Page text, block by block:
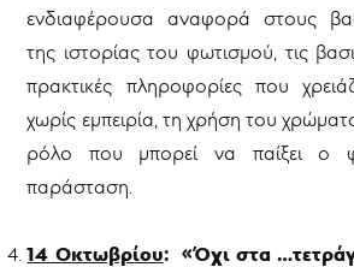
ενδιαφέρουσα αναφορά στους
της ιστορίας του φωτισμού, τις
πρακτικές πληροφορίες που
χωρίς εμπειρία, τη χρήση του
ρόλο που μπορεί να παίξει ο
παράσταση.
14 Οκτωβρίου: «Όχι στα